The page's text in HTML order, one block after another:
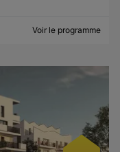
Voir le programme